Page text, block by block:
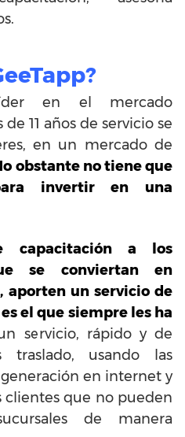
en el mercado
11 años de servicio se
en un mercado de
obstante no tiene que
invertir en una
capacitación a los
se conviertan en
aporten un servicio de
el que siempre les ha
servicio, rápido y de
traslado, usando las
en internet y
clientes que no pueden
de manera